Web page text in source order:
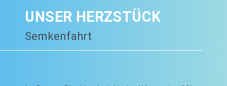
UNSER HERZSTÜCK
Semkenfahrt